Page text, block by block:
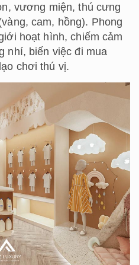
vương miện, thú cưng
cam, hồng). Phong
hoạt hình, chiếm cảm
nhí, biến việc đi mua
chơi thú vị.